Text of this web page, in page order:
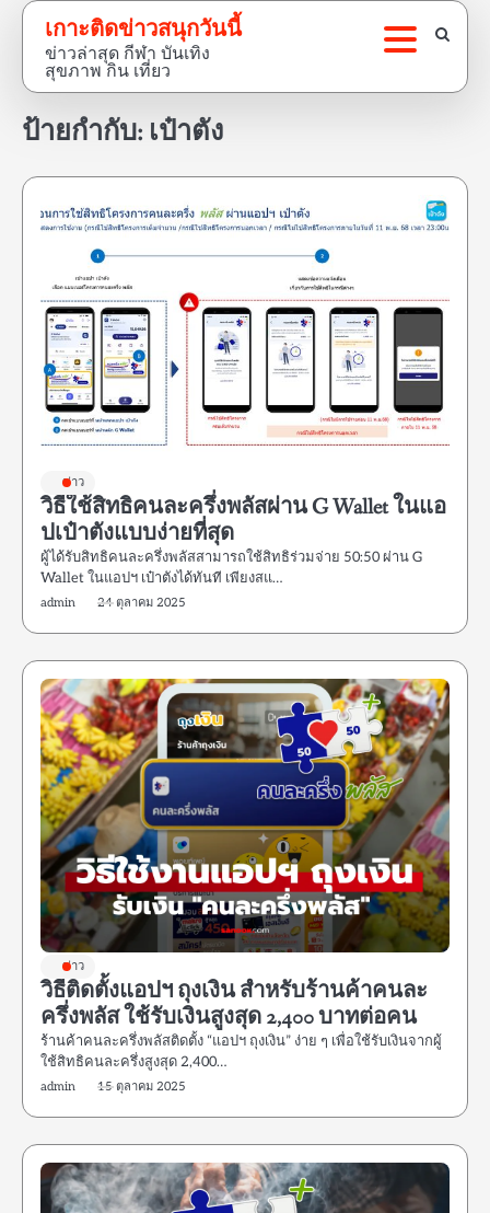
Skip
content
เกาะติดข่าวสนุกวันนี้
ข่าวล่าสุด กีฬา บันเทิง
สุขภาพ กิน เที่ยว
ป้ายกำกับ: เป๋าตัง
ข่าว
วิธีใช้สิทธิคนละครึ่งพลัสผ่าน G Wallet ในแอ
ปเป๋าตังแบบง่ายที่สุด
ผู้ได้รับสิทธิคนละครึ่งพลัสสามารถใช้สิทธิร่วมจ่าย 50:50 ผ่าน G
Wallet ในแอปฯ เป๋าตังได้ทันที เพียงสแ…
admin 24 ตุลาคม 2025
ข่าว
วิธีติดตั้งแอปฯ ถุงเงิน สำหรับร้านค้าคนละ
ครึ่งพลัส ใช้รับเงินสูงสุด 2,400 บาทต่อคน
ร้านค้าคนละครึ่งพลัสติดตั้ง “แอปฯ ถุงเงิน” ง่าย ๆ เพื่อใช้รับเงินจากผู้
ใช้สิทธิคนละครึ่งสูงสุด 2,400…
admin 15 ตุลาคม 2025